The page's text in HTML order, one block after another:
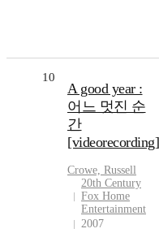
10
A good year :
어느 멋진 순
간
[videorecording]
Crowe, Russell
20th Century
Fox Home
Entertainment
2007